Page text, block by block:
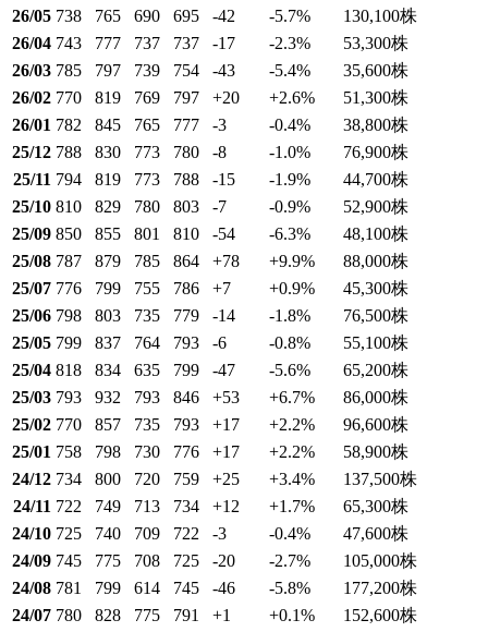
26/05 738 765 690 695 -42 -5.7% 130,100株
26/04 743 777 737 737 -17 -2.3% 53,300株
26/03 785 797 739 754 -43 -5.4% 35,600株
26/02 770 819 769 797 +20 +2.6% 51,300株
26/01 782 845 765 777 -3 -0.4% 38,800株
25/12 788 830 773 780 -8 -1.0% 76,900株
25/11 794 819 773 788 -15 -1.9% 44,700株
25/10 810 829 780 803 -7 -0.9% 52,900株
25/09 850 855 801 810 -54 -6.3% 48,100株
25/08 787 879 785 864 +78 +9.9% 88,000株
25/07 776 799 755 786 +7 +0.9% 45,300株
25/06 798 803 735 779 -14 -1.8% 76,500株
25/05 799 837 764 793 -6 -0.8% 55,100株
25/04 818 834 635 799 -47 -5.6% 65,200株
25/03 793 932 793 846 +53 +6.7% 86,000株
25/02 770 857 735 793 +17 +2.2% 96,600株
25/01 758 798 730 776 +17 +2.2% 58,900株
24/12 734 800 720 759 +25 +3.4% 137,500株
24/11 722 749 713 734 +12 +1.7% 65,300株
24/10 725 740 709 722 -3 -0.4% 47,600株
24/09 745 775 708 725 -20 -2.7% 105,000株
24/08 781 799 614 745 -46 -5.8% 177,200株
24/07 780 828 775 791 +1 +0.1% 152,600株